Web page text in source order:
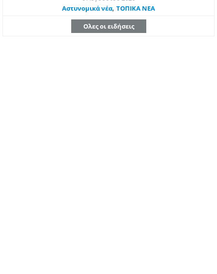
Aστυνομικά νέα, ΤΟΠΙΚΑ ΝΕΑ
Ολες οι ειδήσεις